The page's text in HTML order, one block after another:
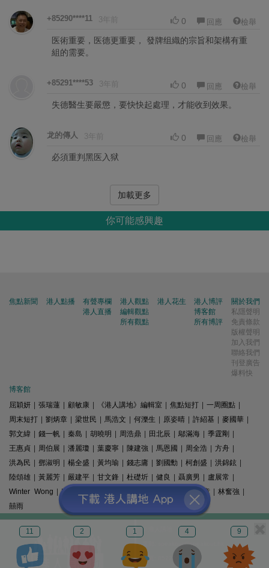
11 2 1 4 9
+85290****11 3年前 0 回應 檢舉
医術重要，医德更重要， 發牌组織的宗旨和架構有重
組的需要。
+85291****53 3年前 0 回應 檢舉
失德醫生要嚴懲，要快快起處理，才能收到效果。
龙的傳人 3年前 0 回應 檢舉
必須重判黑医入狱
加載更多
你可能感興趣
焦點新聞 港人點播
有聲專欄
港人直播
港人觀點
編輯觀點
所有觀點
港人花生
港人博評
博客館
所有博評
關於我們
私隱聲明
免責條款
版權聲明
加入我們
聯絡我們
刊登廣告
爆料快
博客館
屈穎妍 | 張瑞蓮 | 顧敏康 | 《港人講地》編輯室 | 焦點短打 | 一周圈點 |
周末短打 | 劉炳章 | 梁世民 | 馬浩文 | 何濼生 | 原姿晴 | 許紹基 | 麥國華 |
郭文緯 | 錢一帆 | 秦島 | 胡曉明 | 周浩鼎 | 田北辰 | 鄔滿海 | 季霆剛 |
王惠貞 | 周伯展 | 潘麗瓊 | 葉慶寧 | 陳建強 | 馬恩國 | 周全浩 | 方舟 |
洪為民 | 鄧淑明 | 楊全盛 | 黃均瑜 | 錢志庸 | 劉國勳 | 柯創盛 | 洪錦鉉 |
陸頌雄 | 黃麗芳 | 嚴建平 | 甘文鋒 | 杜礎圻 | 健良 | 聶廣男 | 盧展常 |
Winter Wong | K2 梁文新 羅崑 姚銘 精選文章 | 林奮強 |
囍雨
© 港人講地
電郵: speakout@speakout.hk
傳真: 85228041301